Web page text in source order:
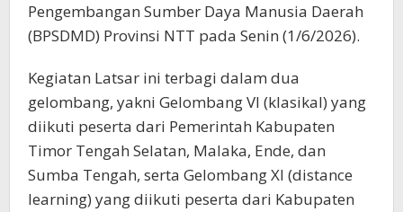
Pengembangan Sumber Daya Manusia Daerah
(BPSDMD) Provinsi NTT pada Senin (1/6/2026).
Kegiatan Latsar ini terbagi dalam dua
gelombang, yakni Gelombang VI (klasikal) yang
diikuti peserta dari Pemerintah Kabupaten
Timor Tengah Selatan, Malaka, Ende, dan
Sumba Tengah, serta Gelombang XI (distance
learning) yang diikuti peserta dari Kabupaten